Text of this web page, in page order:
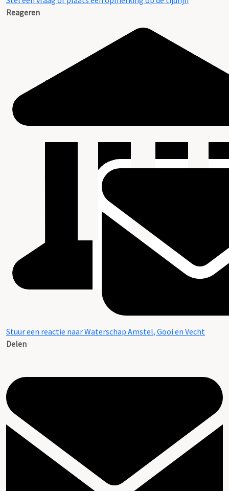
Reageren
Stuur een reactie naar Waterschap Amstel, Gooi en Vecht
Delen